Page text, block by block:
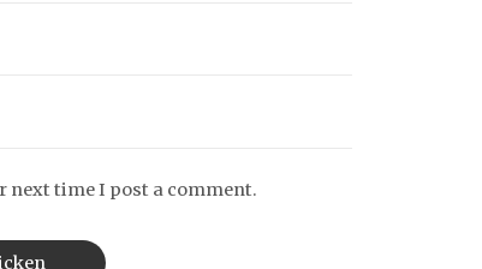
next time I post a comment.